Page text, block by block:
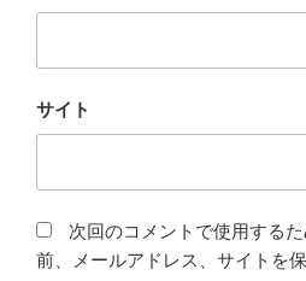
サイト
次回のコメントで使用する
前、メールアドレス、サイトを保